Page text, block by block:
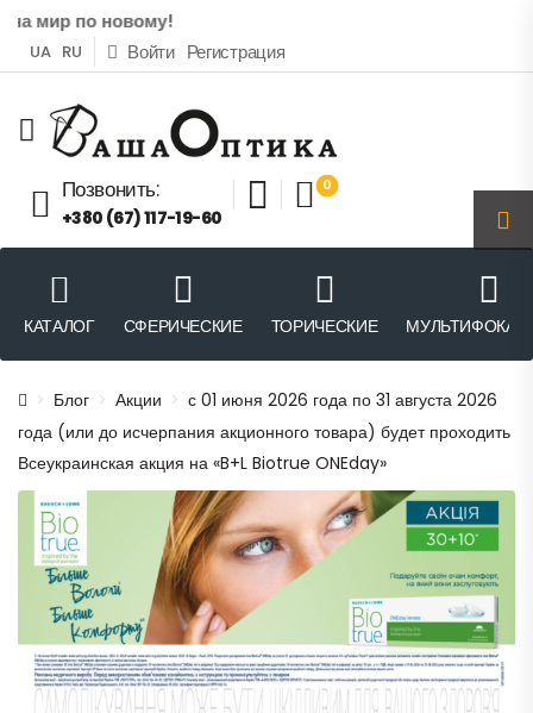
мир по новому!
UA RU Войти Регистрация
Позвонить:
+380 (67) 117-19-60
0
КАТАЛОГ СФЕРИЧЕСКИЕ ТОРИЧЕСКИЕ
> Блог > Акции > с 01 июня 2026 года по 31 августа 2026
года (или до исчерпания акционного товара) будет проходить
Всеукраинская акция на «B+L Biotrue ONEday»